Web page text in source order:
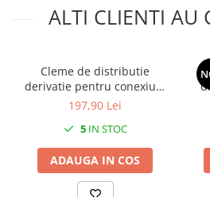
ALTI CLIENTI AU
Cleme de distributie
derivatie pentru conexiuni
monofazice 25mm²/35mm²/
100A
197,90 Lei
5IN STOC
ADAUGA IN COS